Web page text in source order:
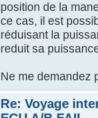
position de la
ce cas, il est
réduisant la
reduit sa
Ne me demandez
Re: Voyage